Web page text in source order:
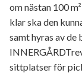
om nästan 100
klar ska den
samt hyras av de
sittplatser för